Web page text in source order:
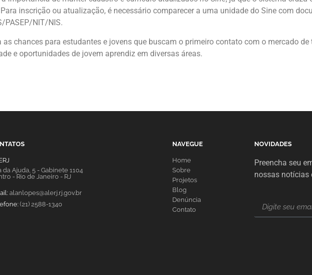
inscrição ou atualização, é necessário comparecer a uma unidade do Sine com
PASEP/NIT/NIS.
chances para estudantes e jovens que buscam o primeiro contato com o mercado de
e oportunidades de jovem aprendiz em diversas áreas.
da Ajuda, 5 - Gabinete 1104
- Rio de Janeiro - RJ
alanlopes@alerj.rj.gov.br
(21) 2588-1340
NAVEGUE
Home
Sobre
Projetos
Blog
Denúncia
Contato
NOVIDADES
Preencha seu
nossas notícias